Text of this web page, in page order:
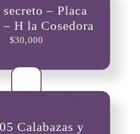
– Placa
H la Cosedora
$30,000
Calabazas y